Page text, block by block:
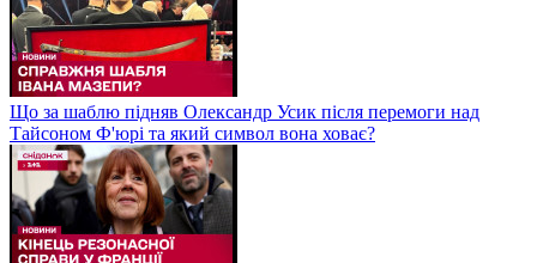
Що за шаблю підняв Олександр Усик після перемоги над
Тайсоном Ф'юрі та який символ вона ховає?